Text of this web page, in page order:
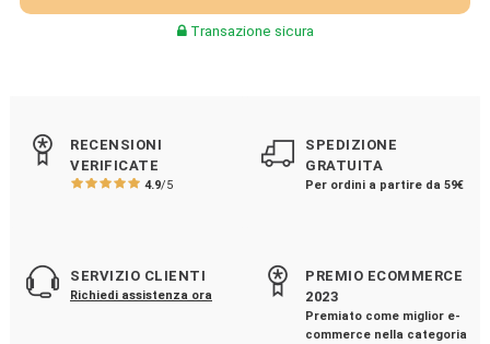
Transazione sicura
RECENSIONI
VERIFICATE
4.9/5
SPEDIZIONE
GRATUITA
Per ordini a partire da 59€
SERVIZIO CLIENTI
Richiedi assistenza ora
PREMIO ECOMMERCE
2023
Premiato come miglior e-
commerce nella categoria